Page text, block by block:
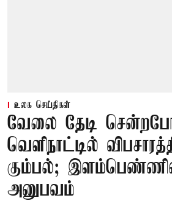
உலக செய்திகள்
வேலை தேடி
வெளிநாட்டில்
கும்பல்; இளம்பெண்ணின்
அனுபவம்